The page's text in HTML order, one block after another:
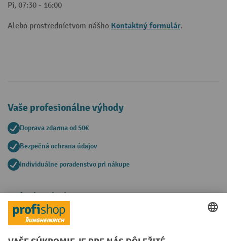
Pi, 07:30 - 16:00
Alebo prostredníctvom nášho Kontaktný formulár.
Vaše profesionálne výhody
Doprava zdarma od 50€
Bezpečná ochrana údajov
Individuálne poradenstvo pri nákupe
Spôsoby platby
Creditcard (Master)Creditcard (Visa)